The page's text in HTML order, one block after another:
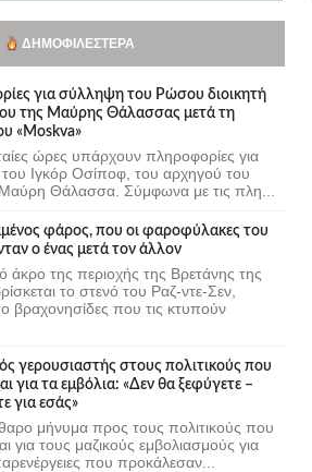
ΔΗΜΟΦΙΛΈΣΤΕΡΑ
για σύλληψη του Ρώσου διοικητή
της Mαύρης Θάλασσας μετά τη
«Moskva»
ώρες υπάρχουν πληροφορίες για
Ιγκόρ Οσίποφ, του αρχηγού του
Θάλασσα. Σύμφωνα με τις πλη...
φάρος, που οι φαροφύλακες του
ο ένας μετά τον άλλον
άκρο της περιοχής της Βρετάνης της
το στενό του Ραζ-ντε-Σεν,
βραχονησίδες που τις κτυπούν
γερουσιαστής στους πολιτικούς που
για τα εμβόλια: «Δεν θα ξεφύγετε –
για εσάς»
μήνυμα προς τους πολιτικούς που
για τους μαζικούς εμβολιασμούς για
που προκάλεσαν...